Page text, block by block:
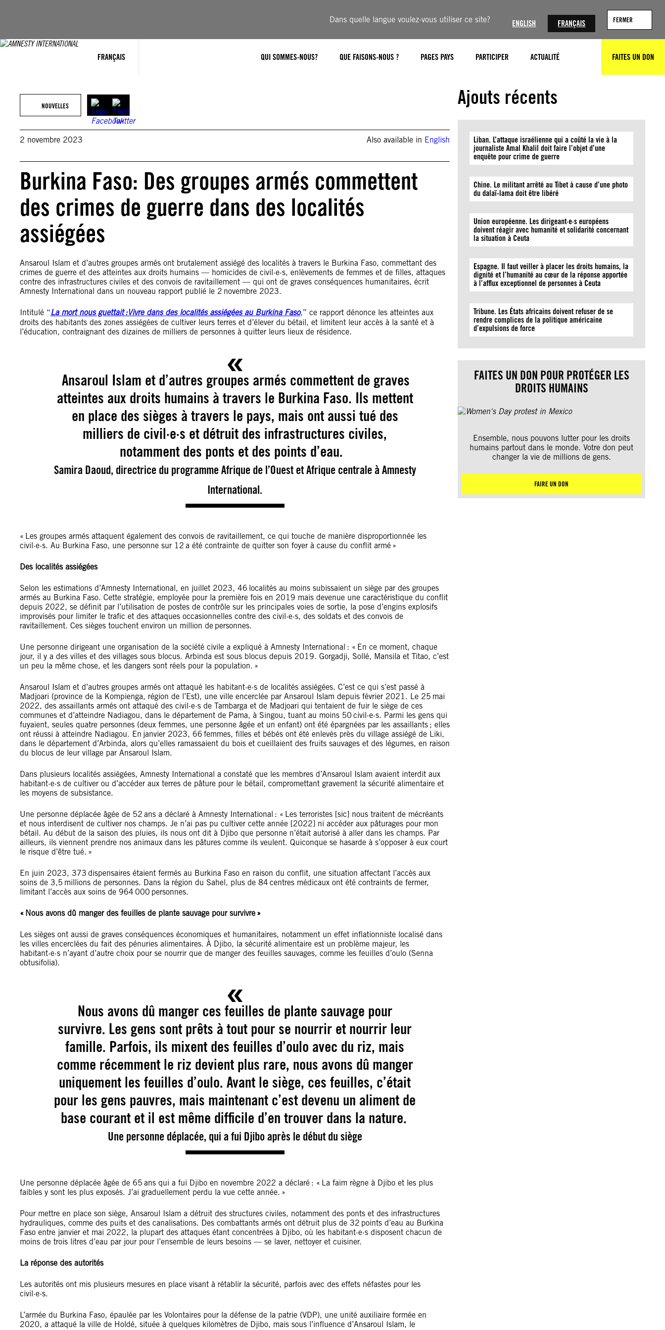
Dans quelle langue voulez-vous utiliser ce site? ENGLISH FRANÇAIS FERMER
FRANÇAIS QUI SOMMES-NOUS? QUE FAISONS-NOUS ? PAGES PAYS PARTICIPER ACTUALITÉ RECHERCHERFAITES UN DON
NOUVELLES
2 novembre 2023 Also available in English
Burkina Faso: Des groupes armés commettent
des crimes de guerre dans des localités
assiégées
Ansaroul Islam et d’autres groupes armés ont brutalement assiégé des localités à travers le Burkina Faso, commettant des
crimes de guerre et des atteintes aux droits humains — homicides de civil·e·s, enlèvements de femmes et de filles, attaques
contre des infrastructures civiles et des convois de ravitaillement — qui ont de graves conséquences humanitaires, écrit
Amnesty International dans un nouveau rapport publié le 2 novembre 2023.
Intitulé “La mort nous guettait :Vivre dans des localités assiégées au Burkina Faso,” ce rapport dénonce les atteintes aux
droits des habitants des zones assiégées de cultiver leurs terres et d’élever du bétail, et limitent leur accès à la santé et à
l’éducation, contraignant des dizaines de milliers de personnes à quitter leurs lieux de résidence.
Ansaroul Islam et d’autres groupes armés commettent de graves
atteintes aux droits humains à travers le Burkina Faso. Ils mettent
en place des sièges à travers le pays, mais ont aussi tué des
milliers de civil·e·s et détruit des infrastructures civiles,
notamment des ponts et des points d’eau.
Samira Daoud, directrice du programme Afrique de l’Ouest et Afrique centrale à Amnesty
International.
« Les groupes armés attaquent également des convois de ravitaillement, ce qui touche de manière disproportionnée les
civil·e·s. Au Burkina Faso, une personne sur 12 a été contrainte de quitter son foyer à cause du conflit armé »
Des localités assiégées
Selon les estimations d’Amnesty International, en juillet 2023, 46 localités au moins subissaient un siège par des groupes
armés au Burkina Faso. Cette stratégie, employée pour la première fois en 2019 mais devenue une caractéristique du conflit
depuis 2022, se définit par l’utilisation de postes de contrôle sur les principales voies de sortie, la pose d’engins explosifs
improvisés pour limiter le trafic et des attaques occasionnelles contre des civil·e·s, des soldats et des convois de
ravitaillement. Ces sièges touchent environ un million de personnes.
Une personne dirigeant une organisation de la société civile a expliqué à Amnesty International : « En ce moment, chaque
jour, il y a des villes et des villages sous blocus. Arbinda est sous blocus depuis 2019. Gorgadji, Sollé, Mansila et Titao, c’est
un peu la même chose, et les dangers sont réels pour la population. »
Ansaroul Islam et d’autres groupes armés ont attaqué les habitant·e·s de localités assiégées. C’est ce qui s’est passé à
Madjoari (province de la Kompienga, région de l’Est), une ville encerclée par Ansaroul Islam depuis février 2021. Le 25 mai
2022, des assaillants armés ont attaqué des civil·e·s de Tambarga et de Madjoari qui tentaient de fuir le siège de ces
communes et d’atteindre Nadiagou, dans le département de Pama, à Singou, tuant au moins 50 civil·e·s. Parmi les gens qui
fuyaient, seules quatre personnes (deux femmes, une personne âgée et un enfant) ont été épargnées par les assaillants ; elles
ont réussi à atteindre Nadiagou. En janvier 2023, 66 femmes, filles et bébés ont été enlevés près du village assiégé de Liki,
dans le département d’Arbinda, alors qu’elles ramassaient du bois et cueillaient des fruits sauvages et des légumes, en raison
du blocus de leur village par Ansaroul Islam.
Dans plusieurs localités assiégées, Amnesty International a constaté que les membres d’Ansaroul Islam avaient interdit aux
habitant·e·s de cultiver ou d’accéder aux terres de pâture pour le bétail, compromettant gravement la sécurité alimentaire et
les moyens de subsistance.
Une personne déplacée âgée de 52 ans a déclaré à Amnesty International : « Les terroristes [sic] nous traitent de mécréants
et nous interdisent de cultiver nos champs. Je n’ai pas pu cultiver cette année [2022] ni accéder aux pâturages pour mon
bétail. Au début de la saison des pluies, ils nous ont dit à Djibo que personne n’était autorisé à aller dans les champs. Par
ailleurs, ils viennent prendre nos animaux dans les pâtures comme ils veulent. Quiconque se hasarde à s’opposer à eux court
le risque d’être tué. »
En juin 2023, 373 dispensaires étaient fermés au Burkina Faso en raison du conflit, une situation affectant l’accès aux
soins de 3,5 millions de personnes. Dans la région du Sahel, plus de 84 centres médicaux ont été contraints de fermer,
limitant l’accès aux soins de 964 000 personnes.
« Nous avons dû manger des feuilles de plante sauvage pour survivre »
Les sièges ont aussi de graves conséquences économiques et humanitaires, notamment un effet inflationniste localisé dans
les villes encerclées du fait des pénuries alimentaires. À Djibo, la sécurité alimentaire est un problème majeur, les
habitant·e·s n’ayant d’autre choix pour se nourrir que de manger des feuilles sauvages, comme les feuilles d’oulo (Senna
obtusifolia).
Nous avons dû manger ces feuilles de plante sauvage pour
survivre. Les gens sont prêts à tout pour se nourrir et nourrir leur
famille. Parfois, ils mixent des feuilles d’oulo avec du riz, mais
comme récemment le riz devient plus rare, nous avons dû manger
uniquement les feuilles d’oulo. Avant le siège, ces feuilles, c’était
pour les gens pauvres, mais maintenant c’est devenu un aliment de
base courant et il est même difficile d’en trouver dans la nature.
Une personne déplacée, qui a fui Djibo après le début du siège
Une personne déplacée âgée de 65 ans qui a fui Djibo en novembre 2022 a déclaré : « La faim règne à Djibo et les plus
faibles y sont les plus exposés. J’ai graduellement perdu la vue cette année. »
Pour mettre en place son siège, Ansaroul Islam a détruit des structures civiles, notamment des ponts et des infrastructures
hydrauliques, comme des puits et des canalisations. Des combattants armés ont détruit plus de 32 points d’eau au Burkina
Faso entre janvier et mai 2022, la plupart des attaques étant concentrées à Djibo, où les habitant·e·s disposent chacun de
moins de trois litres d’eau par jour pour l’ensemble de leurs besoins — se laver, nettoyer et cuisiner.
La réponse des autorités
Les autorités ont mis plusieurs mesures en place visant à rétablir la sécurité, parfois avec des effets néfastes pour les
civil·e·s.
L’armée du Burkina Faso, épaulée par les Volontaires pour la défense de la patrie (VDP), une unité auxiliaire formée en
2020, a attaqué la ville de Holdé, située à quelques kilomètres de Djibo, mais sous l’influence d’Ansaroul Islam, le
Ajouts récents
Liban. L’attaque israélienne qui a coûté la vie à la
journaliste Amal Khalil doit faire l’objet d’une
enquête pour crime de guerre
Chine. Le militant arrêté au Tibet à cause d’une photo
du dalaï-lama doit être libéré
Union européenne. Les dirigeant·e·s européens
doivent réagir avec humanité et solidarité concernant
la situation à Ceuta
Espagne. Il faut veiller à placer les droits humains, la
dignité et l’humanité au cœur de la réponse apportée
à l’afflux exceptionnel de personnes à Ceuta
Tribune. Les États africains doivent refuser de se
rendre complices de la politique américaine
d’expulsions de force
FAITES UN DON POUR PROTÉGER LES
DROITS HUMAINS
Ensemble, nous pouvons lutter pour les droits
humains partout dans le monde. Votre don peut
changer la vie de millions de gens.
FAIRE UN DON